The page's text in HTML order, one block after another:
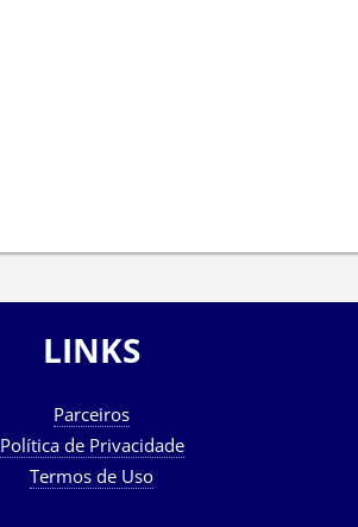
LINKS
Parceiros
Política de Privacidade
Termos de Uso